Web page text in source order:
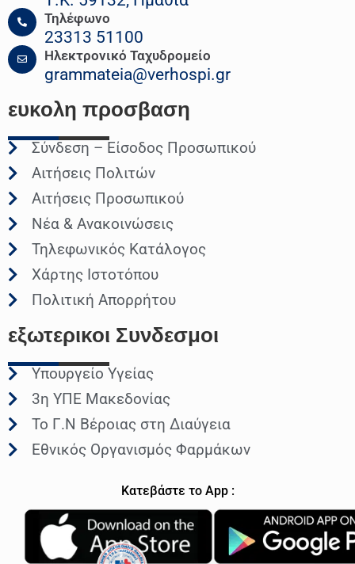
Τηλέφωνο
23313 51100
Ηλεκτρονικό Ταχυδρομείο
grammateia@verhospi.gr
ευκολη προσβαση
Σύνδεση – Είσοδος Προσωπικού
Αιτήσεις Πολιτών
Αιτήσεις Προσωπικού
Νέα & Ανακοινώσεις
Τηλεφωνικός Κατάλογος
Χάρτης Ιστοτόπου
Πολιτική Απορρήτου
εξωτερικοι Συνδεσμοι
Υπουργείο Υγείας
3η ΥΠΕ Μακεδονίας
Το Γ.Ν Βέροιας στη Διαύγεια
Εθνικός Οργανισμός Φαρμάκων
Κατεβάστε το App :